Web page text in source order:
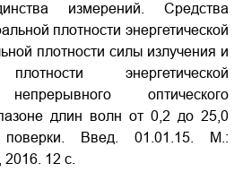
измерений. Средства
плотности энергетической
плотности силы излучения и
энергетической
оптического
длин волн от 0,2 до 25,0
Введ. 01.01.15. М.:
12 с.